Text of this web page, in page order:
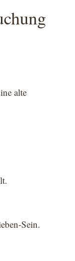
alte
Sein.